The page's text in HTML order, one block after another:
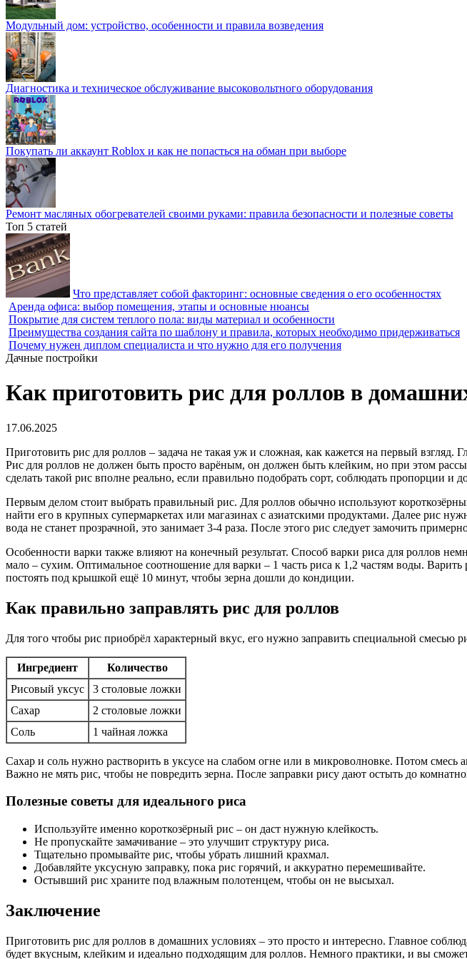
Модульный дом: устройство, особенности и правила возведения
Диагностика и техническое обслуживание высоковольтного оборудования
Покупать ли аккаунт Roblox и как не попасться на обман при выборе
Ремонт масляных обогревателей своими руками: правила безопасности и полезные советы
Топ 5 статей
Что представляет собой факторинг: основные сведения о его особенностях
Аренда офиса: выбор помещения, этапы и основные нюансы
Покрытие для систем теплого пола: виды материал и особенности
Преимущества создания сайта по шаблону и правила, которых необходимо придерживаться
Почему нужен диплом специалиста и что нужно для его получения
Дачные постройки
Как приготовить рис для роллов в
17.06.2025
Приготовить рис для роллов – задача не такая уж и сложная, как кажется на первый
Рис для роллов не должен быть просто варёным, он должен быть клейким, но при этом
сделать такой рис вполне реально, если правильно подобрать сорт, соблюдать пропорции и
Первым делом стоит выбрать правильный рис. Для роллов обычно используют
найти его в крупных супермаркетах или магазинах с азиатскими продуктами. Далее рис
вода не станет прозрачной, это занимает 3-4 раза. После этого рис следует замочить
Особенности варки также влияют на конечный результат. Способ варки риса для роллов
мало – сухим. Оптимальное соотношение для варки – 1 часть риса к 1,2 частям воды.
постоять под крышкой ещё 10 минут, чтобы зерна дошли до кондиции.
Как правильно заправлять рис для роллов
Для того чтобы рис приобрёл характерный вкус, его нужно заправить специальной смесью
Ингредиент
Количество
Рисовый уксус
3 столовые ложки
Сахар
2 столовые ложки
Соль
1 чайная ложка
Сахар и соль нужно растворить в уксусе на слабом огне или в микроволновке. Потом
Важно не мять рис, чтобы не повредить зерна. После заправки рису дают остыть до
Полезные советы для идеального риса
Используйте именно короткозёрный рис – он даст нужную клейкость.
Не пропускайте замачивание – это улучшит структуру риса.
Тщательно промывайте рис, чтобы убрать лишний крахмал.
Добавляйте уксусную заправку, пока рис горячий, и аккуратно перемешивайте.
Остывший рис храните под влажным полотенцем, чтобы он не высыхал.
Заключение
Приготовить рис для роллов в домашних условиях – это просто и интересно. Главное
будет вкусным, клейким и идеально подходящим для роллов. Немного практики, и вы